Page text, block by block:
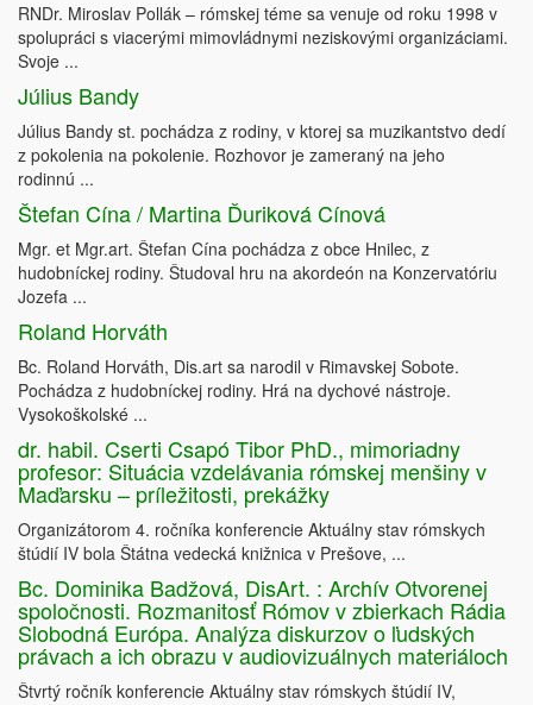
RNDr. Miroslav Pollák – rómskej téme sa venuje od roku 1998 v
spolupráci s viacerými mimovládnymi neziskovými organizáciami.
Svoje ...
Július Bandy
Július Bandy st. pochádza z rodiny, v ktorej sa muzikantstvo dedí
z pokolenia na pokolenie. Rozhovor je zameraný na jeho
rodinnú ...
Štefan Cína / Martina Ďuriková Cínová
Mgr. et Mgr.art. Štefan Cína pochádza z obce Hnilec, z
hudobníckej rodiny. Študoval hru na akordeón na Konzervatóriu
Jozefa ...
Roland Horváth
Bc. Roland Horváth, Dis.art sa narodil v Rimavskej Sobote.
Pochádza z hudobníckej rodiny. Hrá na dychové nástroje.
Vysokoškolské ...
dr. habil. Cserti Csapó Tibor PhD., mimoriadny
profesor: Situácia vzdelávania rómskej menšiny v
Maďarsku – príležitosti, prekážky
Organizátorom 4. ročníka konferencie Aktuálny stav rómskych
štúdií IV bola Štátna vedecká knižnica v Prešove, ...
Bc. Dominika Badžová, DisArt. : Archív Otvorenej
spoločnosti. Rozmanitosť Rómov v zbierkach Rádia
Slobodná Európa. Analýza diskurzov o ľudských
právach a ich obrazu v audiovizuálnych materiáloch
Štvrtý ročník konferencie Aktuálny stav rómskych štúdií IV,